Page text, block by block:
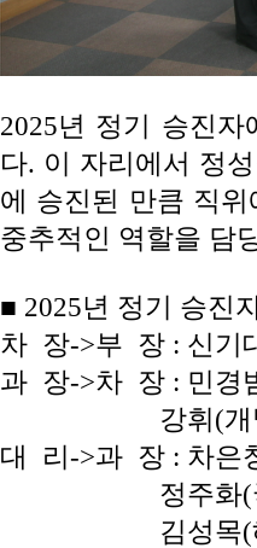
2025년 정기 승진
다. 이 자리에서 정
에 승진된 만큼 직
중추적인 역할을 담
■ 2025년 정기 승진
차 장->부 장 : 신기
과 장->차 장 : 민경
강휘(개발
대 리->과 장 : 차은
정주화(국
김성목(해